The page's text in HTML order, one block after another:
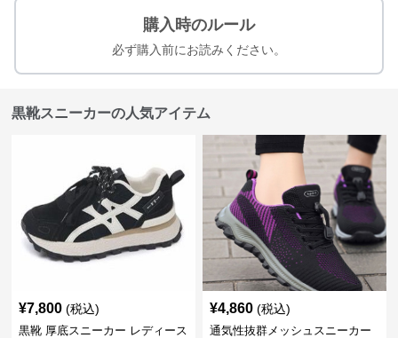
購入時のルール
必ず購入前にお読みください。
黒靴スニーカーの人気アイテム
¥7,800 (税込)
黒靴 厚底スニーカー レディース
¥4,860 (税込)
通気性抜群メッシュスニーカー